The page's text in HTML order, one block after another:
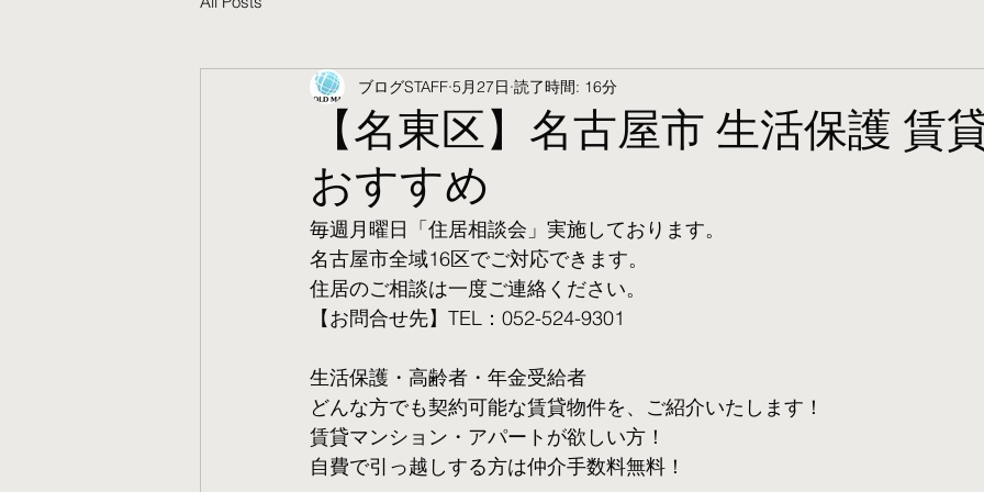
【名東区】名古屋市 生活保護 賃
おすすめ
ブログSTAFF 5月27日 読了時間: 16分
毎週月曜日「住居相談会」実施しております。
名古屋市全域16区でご対応できます。
住居のご相談は一度ご連絡ください。
【お問合せ先】TEL：052-524-9301
生活保護・高齢者・年金受給者
​どんな方でも契約可能な賃貸物件を、ご紹介いたします！
賃貸マンション・アパートが欲しい方！
自費で引っ越しする方は仲介手数料無料！